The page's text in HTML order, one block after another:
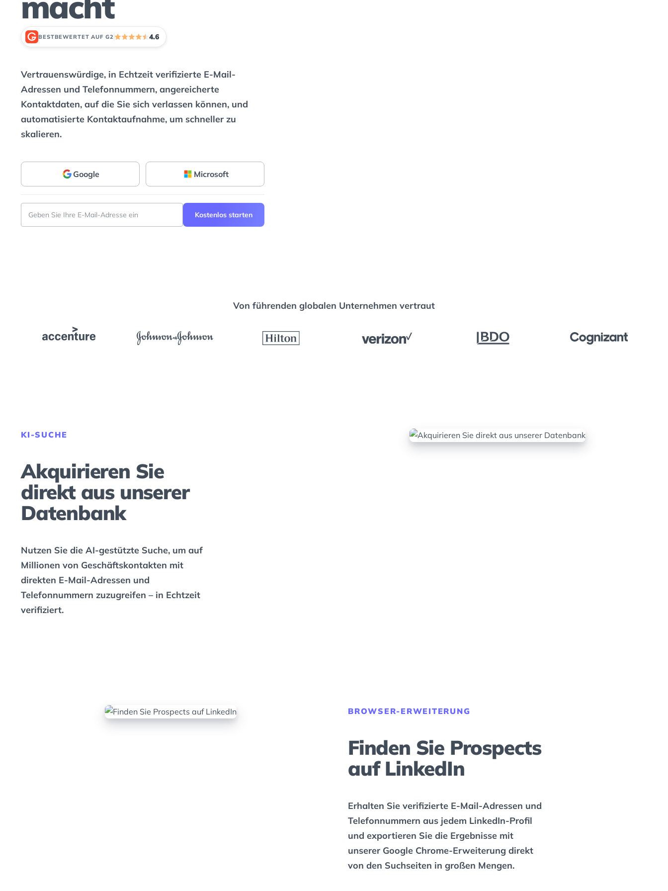
2 BESTBEWERTET AUF G2 4.6
Vertrauenswürdige, in Echtzeit verifizierte E-Mail-
Adressen und Telefonnummern, angereicherte
Kontaktdaten, auf die Sie sich verlassen können, und
automatisierte Kontaktaufnahme, um schneller zu
skalieren.
Google Microsoft
Kostenlos starten
Von führenden globalen Unternehmen vertraut
KI-SUCHE
Akquirieren Sie
direkt aus unserer
Datenbank
Nutzen Sie die AI-gestützte Suche, um auf
Millionen von Geschäftskontakten mit
direkten E-Mail-Adressen und
Telefonnummern zuzugreifen – in Echtzeit
verifiziert.
BROWSER-ERWEITERUNG
Finden Sie Prospects
auf LinkedIn
Erhalten Sie verifizierte E-Mail-Adressen und
Telefonnummern aus jedem LinkedIn-Profil
und exportieren Sie die Ergebnisse mit
unserer Google Chrome-Erweiterung direkt
von den Suchseiten in großen Mengen.